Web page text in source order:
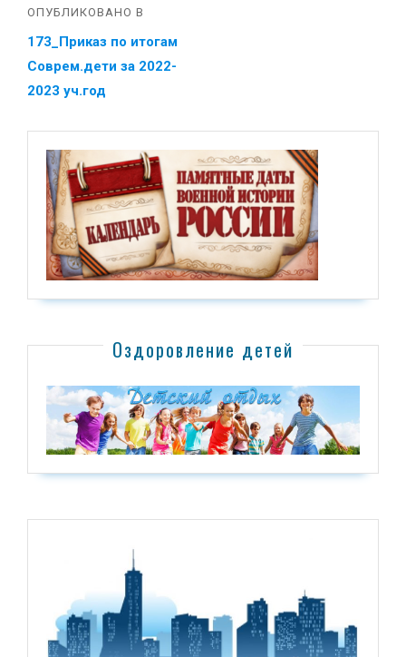
ОПУБЛИКОВАНО В
173_Приказ по итогам
Соврем.дети за 2022-
2023 уч.год
Оздоровление детей